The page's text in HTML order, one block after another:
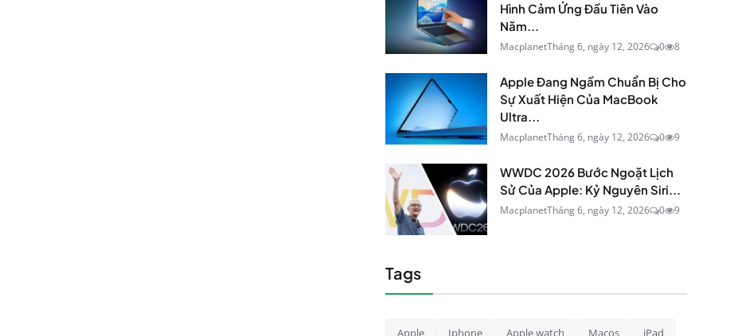
Hình Cảm Ứng Đầu Tiên Vào
Năm...
MacplanetTháng 6, ngày 12, 2026 0 8
Apple Đang Ngầm Chuẩn Bị Cho
Sự Xuất Hiện Của MacBook
Ultra...
MacplanetTháng 6, ngày 12, 2026 0 9
WWDC 2026 Bước Ngoặt Lịch
Sử Của Apple: Kỷ Nguyên Siri...
MacplanetTháng 6, ngày 12, 2026 0 9
Tags
Apple Iphone Apple watch Macos iPad